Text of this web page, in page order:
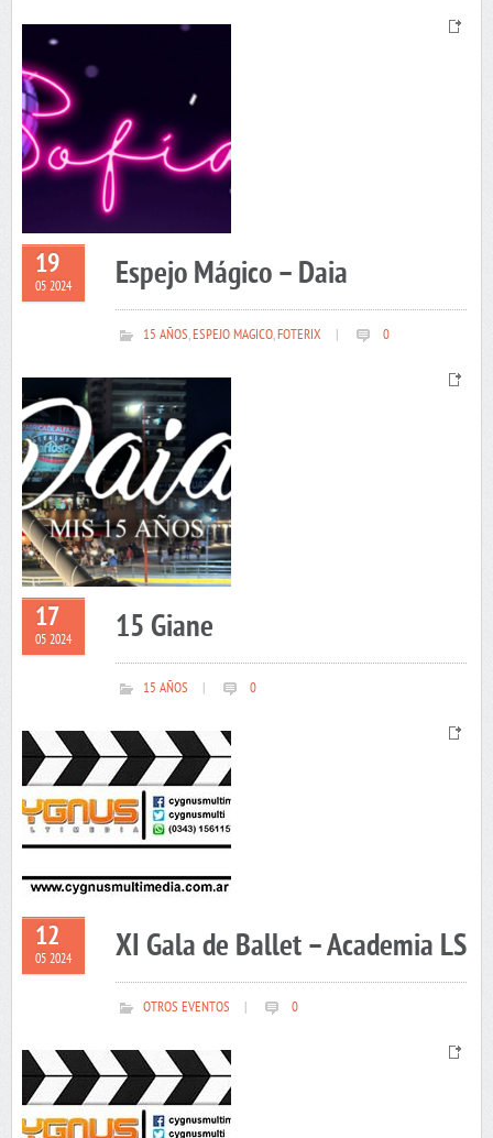
19
05 2024 Espejo Mágico – Daia
15 AÑOS,ESPEJO MAGICO,FOTERIX 0
17
05 2024 15 Giane
15 AÑOS 0
12
05 2024 XI Gala de Ballet – Academia LS
OTROS EVENTOS 0